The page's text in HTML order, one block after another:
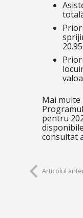
Mai
pentru
disponibile
consultat
Articolul